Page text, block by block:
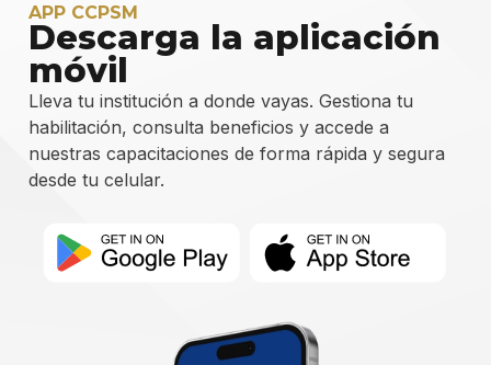
APP CCPSM
Descarga la aplicación
móvil
Lleva tu institución a donde vayas. Gestiona tu
habilitación, consulta beneficios y accede a
nuestras capacitaciones de forma rápida y segura
desde tu celular.